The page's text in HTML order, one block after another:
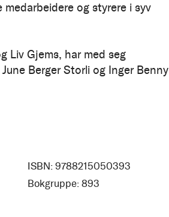
og styrere i syv
Liv Gjems, har med seg
Berger Storli og Inger Benny
ISBN: 9788215050393
Bokgruppe: 893